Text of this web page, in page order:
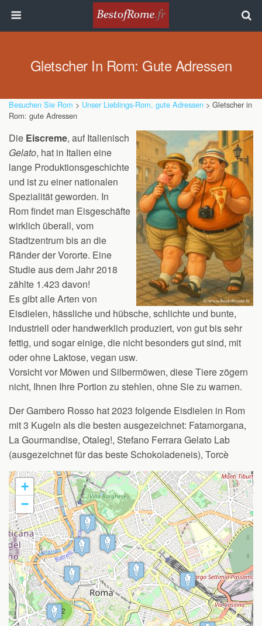
Gletscher In Rom: Gute Adressen
Besuchen Sie Rom > Unser Lieblings-Rom, gute Adressen > Gletscher in
Rom: gute Adressen
Die Eiscreme, auf Italienisch
Gelato, hat in Italien eine
lange Produktionsgeschichte
und ist zu einer nationalen
Spezialität geworden. In
Rom findet man Eisgeschäfte
wirklich überall, vom
Stadtzentrum bis an die
Ränder der Vororte. Eine
Studie aus dem Jahr 2018
zählte 1.423 davon!
Es gibt alle Arten von
Eisdielen, hässliche und hübsche, schlichte und bunte,
industriell oder handwerklich produziert, von gut bis sehr
fettig, und sogar einige, die nicht besonders gut sind, mit
oder ohne Laktose, vegan usw.
Vorsicht vor Möwen und Silbermöwen, diese Tiere zögern
nicht, Ihnen Ihre Portion zu stehlen, ohne Sie zu warnen.
Der Gambero Rosso hat 2023 folgende Eisdielen in Rom
mit 3 Kugeln als die besten ausgezeichnet: Fatamorgana,
La Gourmandise, Otaleg!, Stefano Ferrara Gelato Lab
(ausgezeichnet für das beste Schokoladeneis), Torcè
Travelers' Map is loading...
If you see this after your page is
loaded completely, leafletJS files are
missing.
2
+
−